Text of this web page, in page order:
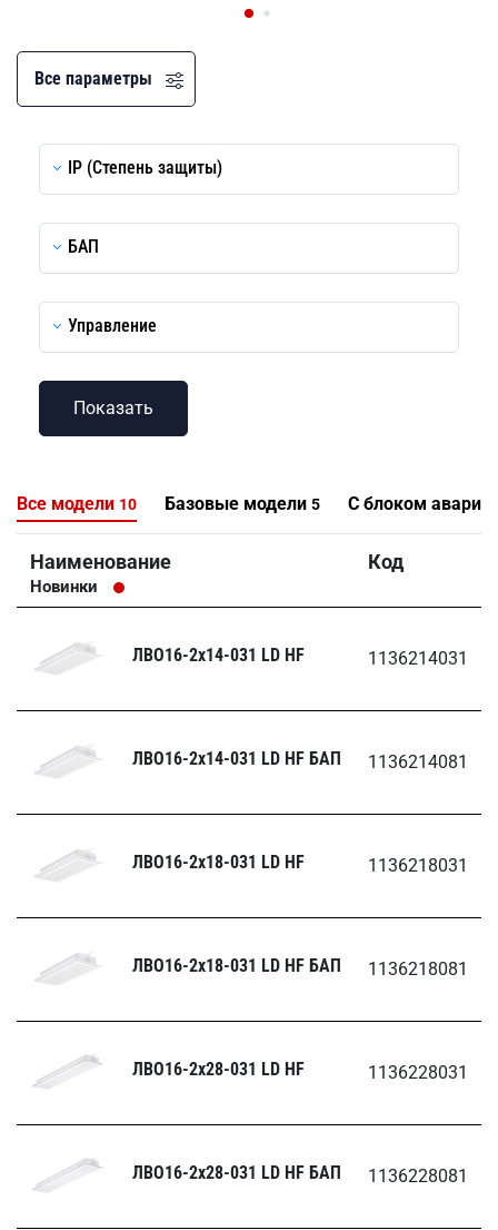
Все параметры
IP (Степень защиты)
БАП
Управление
Все модели 10 Базовые модели 5 С блоком
Наименование
Новинки
Код
ЛВО16-2х14-031 LD HF 1136214031
ЛВО16-2х14-031 LD HF БАП 1136214081
ЛВО16-2х18-031 LD HF 1136218031
ЛВО16-2х18-031 LD HF БАП 1136218081
ЛВО16-2х28-031 LD HF 1136228031
ЛВО16-2х28-031 LD HF БАП 1136228081